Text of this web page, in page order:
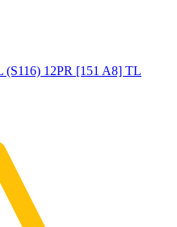
(S116) 12PR [151 A8] TL